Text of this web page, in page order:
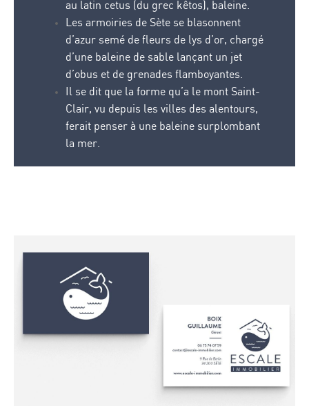
au latin cetus (du grec kêtos), baleine.
Les armoiries de Sète se blasonnent
d’azur semé de fleurs de lys d’or, chargé
d’une baleine de sable lançant un jet
d’obus et de grenades flamboyantes.
Il se dit que la forme qu’a le mont Saint-
Clair, vu depuis les villes des alentours,
ferait penser à une baleine surplombant
la mer.